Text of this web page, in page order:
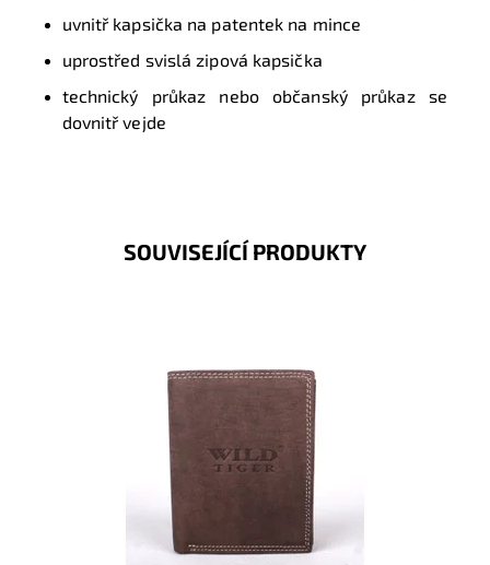
uvnitř kapsička na patentek na mince
uprostřed svislá zipová kapsička
technický průkaz nebo občanský průkaz se
dovnitř vejde
SOUVISEJÍCÍ PRODUKTY
Pevná kožená peněženka orientovaná na výšku bez
zavírání. Logo Wild Tiger je vytlačeno uprostřed
Skladem
708
Wild
2 roky